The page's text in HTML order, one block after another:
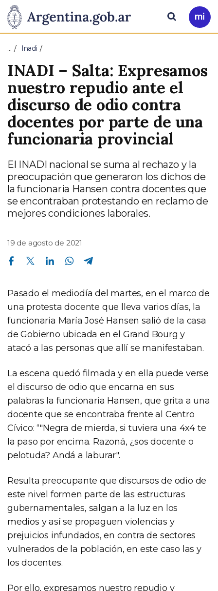
Presidencia
de
la
Nación
Pasar al contenido principal
Ir
a
Buscar
… Inadi
INADI – Salta: Expresamos
nuestro repudio ante el
discurso de odio contra
docentes por parte de una
funcionaria provincial
El INADI nacional se suma al rechazo y la
preocupación que generaron los dichos de
la funcionaria Hansen contra docentes que
se encontraban protestando en reclamo de
mejores condiciones laborales.
19 de agosto de 2021
Compartir en Facebook Compartir en Twitter Compartir en Linkedin Compartir en Whatsapp
Pasado el mediodía del martes, en el marco de
una protesta docente que lleva varios días, la
funcionaria María José Hansen salió de la casa
de Gobierno ubicada en el Grand Bourg y
atacó a las personas que allí se manifestaban.
La escena quedó filmada y en ella puede verse
el discurso de odio que encarna en sus
palabras la funcionaria Hansen, que grita a una
docente que se encontraba frente al Centro
Cívico: “"Negra de mierda, si tuviera una 4x4 te
la paso por encima. Razoná, ¿sos docente o
pelotuda? Andá a laburar".
Resulta preocupante que discursos de odio de
este nivel formen parte de las estructuras
gubernamentales, salgan a la luz en los
medios y así se propaguen violencias y
prejuicios infundados, en contra de sectores
vulnerados de la población, en este caso las y
los docentes.
Por ello, expresamos nuestro repudio y